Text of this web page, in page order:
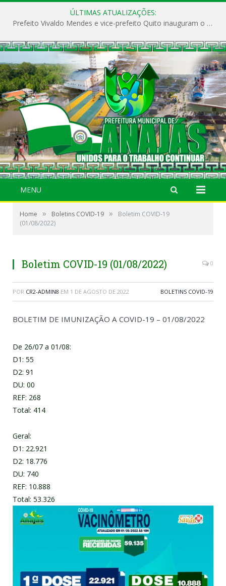
ÚLTIMAS ATUALIZAÇÕES:
Prefeito Vivaldo Mendes e vice-prefeito Quito inauguram o CAPS e fortalecem a saúde pública em Anajás.
MENU
Home » Boletins COVID-19 »
Boletim COVID-19
(01/08/2022)
Boletim COVID-19 (01/08/2022) 0
POR CR2-ADMIN8 EM 1 DE AGOSTO DE 2022 BOLETINS COVID-19
BOLETIM DE IMUNIZAÇÃO A COVID-19 – 01/08/2022
De 26/07 a 01/08:
D1: 55
D2: 91
DU: 00
REF: 268
Total: 414
Geral:
D1: 22.921
D2: 18.776
DU: 740
REF: 10.888
Total: 53.326